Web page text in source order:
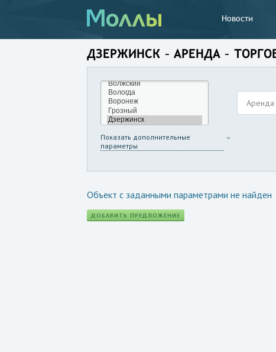
Новости
ДЗЕРЖИНСК – АРЕНДА –
Аренда
Показать дополнительные
параметры
Объект с заданными параметрами не найден
ДОБАВИТЬ ПРЕДЛОЖЕНИЕ